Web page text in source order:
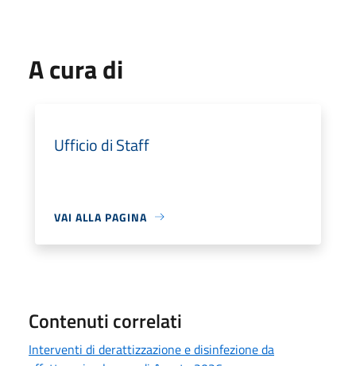
A cura di
Ufficio di Staff
VAI ALLA PAGINA
Contenuti correlati
Interventi di derattizzazione e disinfezione da